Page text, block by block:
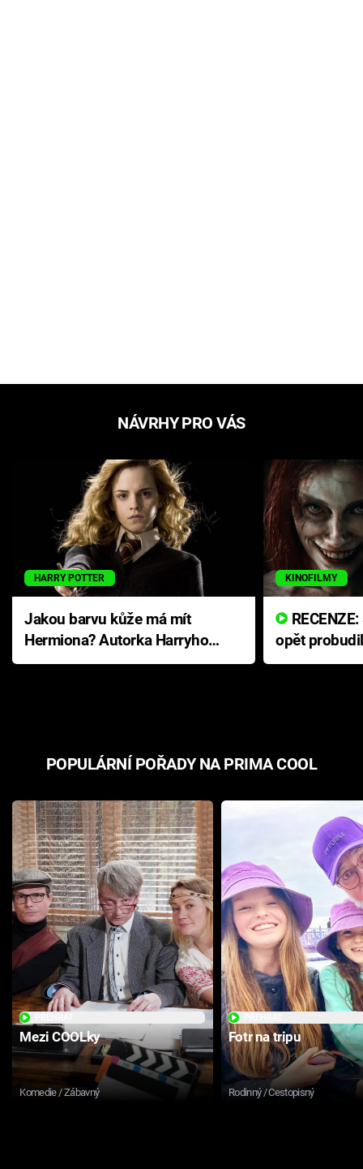
NÁVRHY PRO VÁS
HARRY POTTER
Jakou barvu kůže má mít
Hermiona? Autorka Harryho
Pottera přišla s ráznou
KINOFILMY
opět
přichází s
POPULÁRNÍ POŘADY NA PRIMA COOL
Mezi COOLky
Komedie / Zábavný
Fotr na tripu
Rodinný / Cestopisný